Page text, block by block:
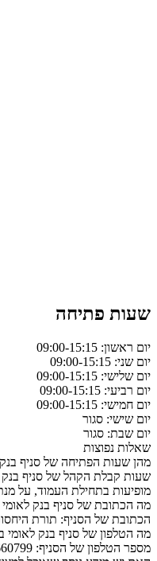
שעות פתיחה
יום ראשון: 09:00-15:15
יום שני: 09:00-15:15
יום שלישי: 09:00-15:15
יום רביעי: 09:00-15:15
יום חמישי: 09:00-15:15
יום שישי: סגור
יום שבת: סגור
שאלות נפוצות
מהן שעות הפתיחה של סניף
שעות קבלת הקהל של סניף
מופיעות בתחילת העמוד, על
מה הכתובת של סניף בנק
הכתובת של הסניף: תורת היחסות ,11 בנין 3,
מה הטלפון של סניף בנק
מספר הטלפון של הסניף: 0768660799